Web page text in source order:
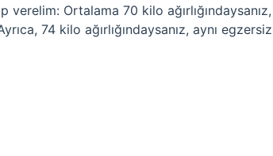
Ortalama 70 kilo
74 kilo ağırlığındaysanız, aynı